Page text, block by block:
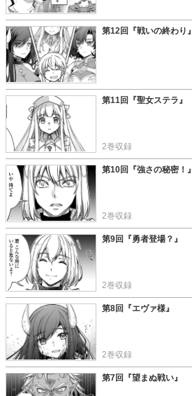
この話を読む
第12回『戦いの終わり』
この話を読む
第11回『聖女ステラ』
2巻収録
この話を読む
第10回『強さの秘密！』
2巻収録
この話を読む
第9回『勇者登場？』
2巻収録
この話を読む
第8回『エヴァ様』
2巻収録
第7回『望まぬ戦い』